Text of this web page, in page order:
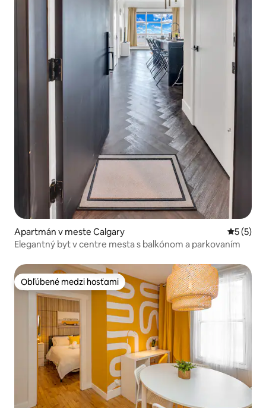
Apartmán v meste Calgary
5 (5)
Elegantný byt v centre mesta s balkónom a parkovaním
Obľúbené medzi hosťami
Obľúbené medzi hosťami